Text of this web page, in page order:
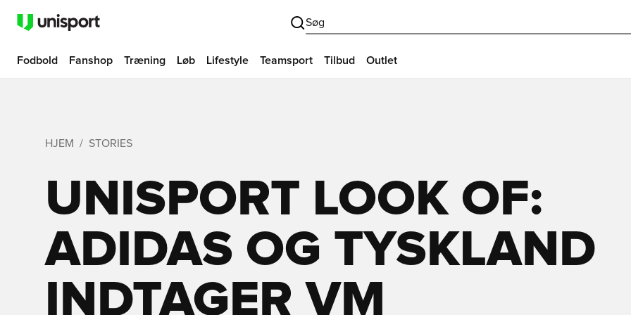
Søg
Fodbold Fanshop Træning Løb Lifestyle Teamsport Tilbud Outlet
HJEM STORIES
UNISPORT LOOK OF:
ADIDAS OG TYSKLAND
INDTAGER VM